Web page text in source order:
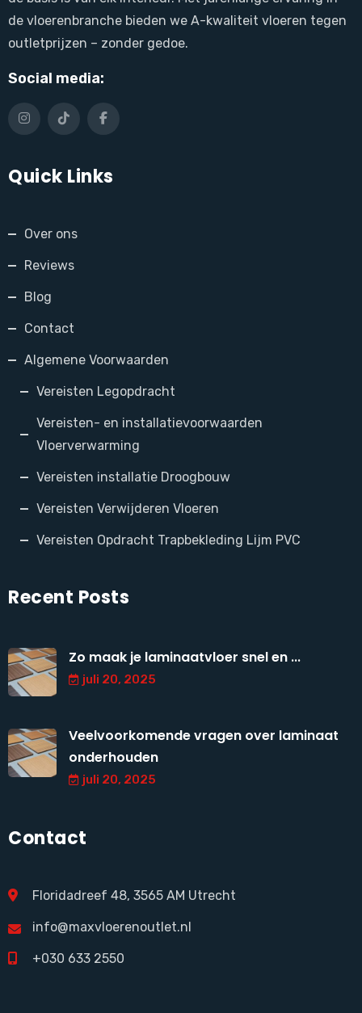
de vloerenbranche bieden we A-kwaliteit vloeren tegen
outletprijzen – zonder gedoe.
Social media:
Quick Links
Over ons
Reviews
Blog
Contact
Algemene Voorwaarden
Vereisten Legopdracht
Vereisten- en installatievoorwaarden
Vloerverwarming
Vereisten installatie Droogbouw
Vereisten Verwijderen Vloeren
Vereisten Opdracht Trapbekleding Lijm PVC
Recent Posts
Zo maak je laminaatvloer snel en ...
juli 20, 2025
Veelvoorkomende vragen over laminaat
onderhouden
juli 20, 2025
Contact
Floridadreef 48, 3565 AM Utrecht
info@maxvloerenoutlet.nl
+030 633 2550